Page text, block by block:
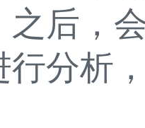
之后，
行分析